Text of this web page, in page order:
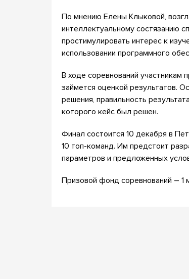
По мнению Елены Клыковой,
интеллектуальному состязанию
простимулировать интерес к
использовании программного
В ходе соревнований участникам
займется оценкой результатов.
решения, правильность
которого кейс был решен.
Финал состоится 10 декабря в
10 топ-команд. Им предстоит
параметров и предложенных
Призовой фонд соревнований – 1